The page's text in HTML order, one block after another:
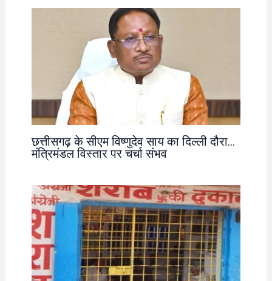
छत्तीसगढ़ के सीएम विष्णुदेव साय का दिल्ली दौरा…
मंत्रिमंडल विस्तार पर चर्चा संभव